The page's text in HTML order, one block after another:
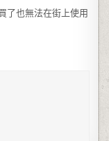
了也無法在街上使用